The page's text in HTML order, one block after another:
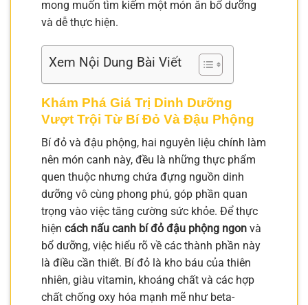
mong muốn tìm kiếm một món ăn bổ dưỡng
và dễ thực hiện.
Xem Nội Dung Bài Viết
Khám Phá Giá Trị Dinh Dưỡng
Vượt Trội Từ Bí Đỏ Và Đậu Phộng
Bí đỏ và đậu phộng, hai nguyên liệu chính làm
nên món canh này, đều là những thực phẩm
quen thuộc nhưng chứa đựng nguồn dinh
dưỡng vô cùng phong phú, góp phần quan
trọng vào việc tăng cường sức khỏe. Để thực
hiện cách nấu canh bí đỏ đậu phộng ngon và
bổ dưỡng, việc hiểu rõ về các thành phần này
là điều cần thiết. Bí đỏ là kho báu của thiên
nhiên, giàu vitamin, khoáng chất và các hợp
chất chống oxy hóa mạnh mẽ như beta-